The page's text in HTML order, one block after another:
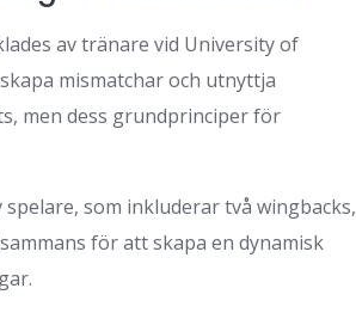
av tränare vid University of
mismatchar och utnyttja
men dess grundprinciper för
som inkluderar två wingbacks,
för att skapa en dynamisk